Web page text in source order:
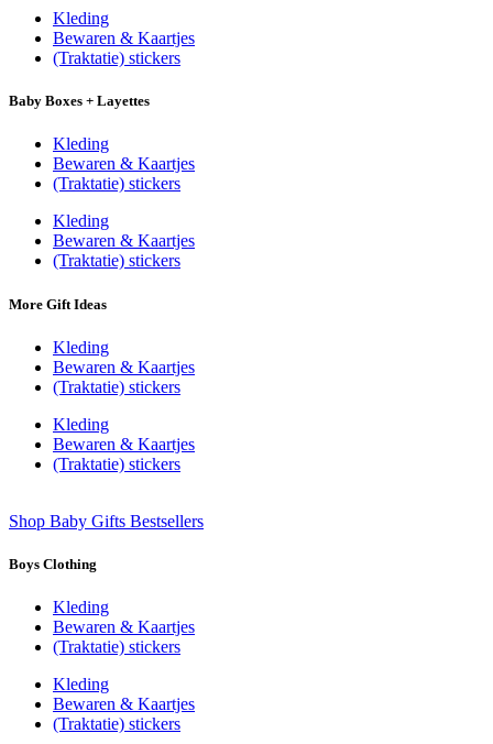
Kleding
Bewaren & Kaartjes
(Traktatie) stickers
Baby Boxes + Layettes
Kleding
Bewaren & Kaartjes
(Traktatie) stickers
Kleding
Bewaren & Kaartjes
(Traktatie) stickers
More Gift Ideas
Kleding
Bewaren & Kaartjes
(Traktatie) stickers
Kleding
Bewaren & Kaartjes
(Traktatie) stickers
Shop Baby Gifts Bestsellers
Boys Clothing
Kleding
Bewaren & Kaartjes
(Traktatie) stickers
Kleding
Bewaren & Kaartjes
(Traktatie) stickers